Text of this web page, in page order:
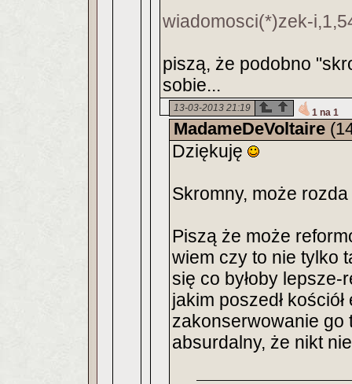
wiadomosci(*)zek-
piszą, że podobno
sobie...
13-03-2013 21:19 1 na 1
MadameDeVoltaire
Dziękuję
Skromny, może
Piszą że może
wiem czy to nie tylko
się co byłoby
jakim poszedł
zakonserwowanie go
absurdalny, że nikt